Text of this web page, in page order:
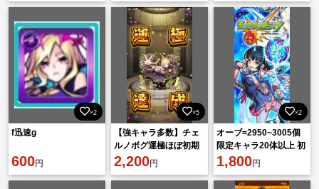
×2
f迅速g
600円
×5
【強キャラ多数】チェ
ルノボグ運極ほぼ初期
アカウント‼️呪術廻戦コ
ンプ
2,200円
×2
オーブ=2950~3005個
限定キャラ20体以上 初
期垢
1,800円